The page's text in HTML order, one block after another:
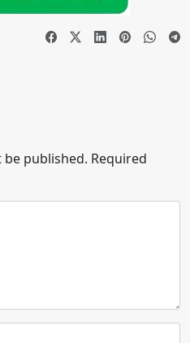
published. Required